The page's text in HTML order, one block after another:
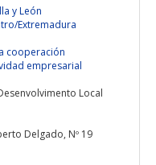
y León
Extremadura
cooperación
empresarial
Local
Delgado, Nº 19